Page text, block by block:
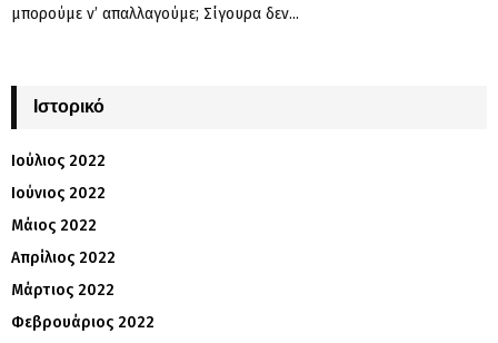
μπορούμε ν’ απαλλαγούμε; Σίγουρα δεν...
Ιστορικό
Ιούλιος 2022
Ιούνιος 2022
Μάιος 2022
Απρίλιος 2022
Μάρτιος 2022
Φεβρουάριος 2022